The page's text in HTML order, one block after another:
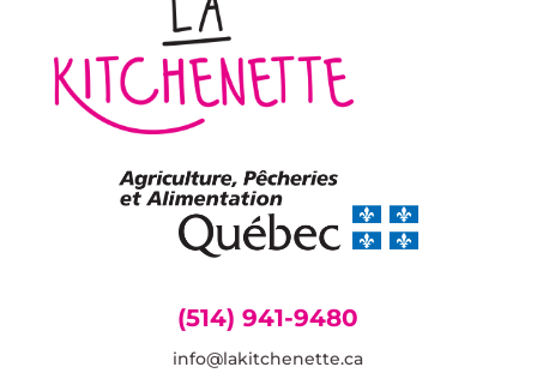
(514) 941-9480
info@lakitchenette.ca